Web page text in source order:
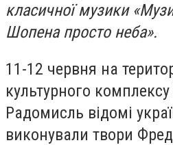
класичної музики
Шопена простонеба».
11-12 червня на
культурного
Радомисль відомі
виконували твори